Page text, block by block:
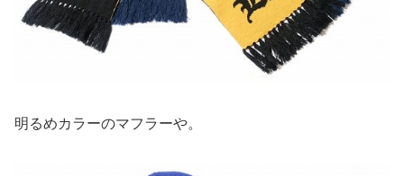
明るめカラーのマフラーや。